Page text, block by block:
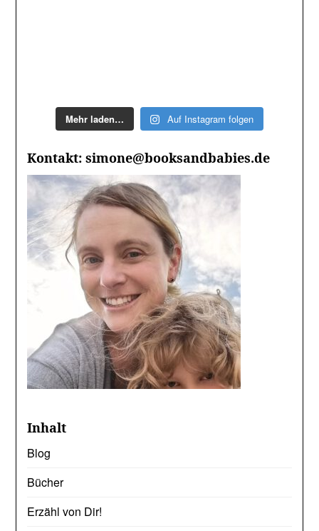
Mehr laden… Auf Instagram folgen
Kontakt: simone@booksandbabies.de
Inhalt
Blog
Bücher
Erzähl von Dir!